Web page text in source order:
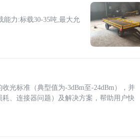
能力:标载30-35吨,最大允
光标准（典型值为-3dBm至-24dBm），并
、连接器问题）及解决方案，帮助用户快